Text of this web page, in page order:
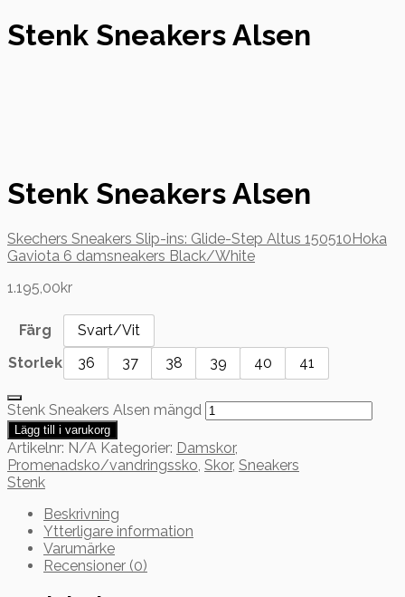
Stenk Sneakers Alsen
Stenk Sneakers Alsen
Skechers Sneakers Slip-ins: Glide-Step Altus 150510Hoka
Gaviota 6 damsneakers Black/White
1.195,00kr
Färg
Svart/vit
Storlek
36 37 38 39 40 41
Stenk Sneakers Alsen mängd
Lägg till i varukorg
Artikelnr: N/A Kategorier: Damskor,
Promenadsko/vandringssko Skor, Sneakers
Stenk
Beskrivning
Ytterligare information
Varumärke
Recensioner (0)